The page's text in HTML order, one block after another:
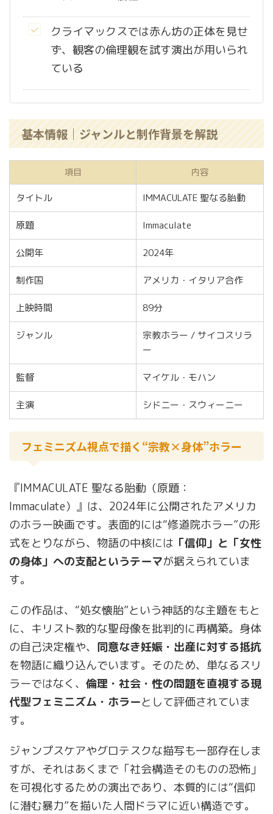
クライマックスでは赤ん坊の正体を見せ
ず、観客の倫理観を試す演出が用いられ
ている
基本情報｜ジャンルと制作背景を解説
項目 内容
タイトル IMMACULATE 聖なる胎動
原題 Immaculate
公開年 2024年
制作国 アメリカ・イタリア合作
上映時間 89分
ジャンル
宗教ホラー / サイコスリラ
ー
監督 マイケル・モハン
主演 シドニー・スウィーニー
フェミニズム視点で描く“宗教×身体”ホラー
『IMMACULATE 聖なる胎動（原題：
Immaculate）』は、2024年に公開されたアメリカ
のホラー映画です。表面的には“修道院ホラー”の形
式をとりながら、物語の中核には 「信仰」と「女性
の身体」への支配というテーマが据えられていま
す。
この作品は、“処女懐胎”という神話的な主題をもと
に、キリスト教的な聖母像を批判的に再構築。身体
の自己決定権や、 同意なき妊娠・出産に対する抵抗
を物語に織り込んでいます。そのため、単なるスリ
ラーではなく、 倫理・社会・性の問題を直視する現
代型フェミニズム・ホラーとして評価されていま
す。
ジャンプスケアやグロテスクな描写も一部存在しま
すが、それはあくまで「社会構造そのものの恐怖」
を可視化するための演出であり、本質的には“信仰
に潜む暴力”を描いた人間ドラマに近い構造です。